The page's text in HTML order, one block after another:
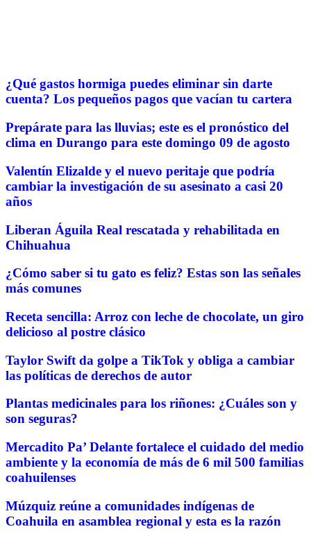
¿Qué gastos hormiga puedes eliminar sin darte
cuenta? Los pequeños pagos que vacían tu cartera
Prepárate para las lluvias; este es el pronóstico del
clima en Durango para este domingo 09 de agosto
Valentín Elizalde y el nuevo peritaje que podría
cambiar la investigación de su asesinato a casi 20
años
Liberan Águila Real rescatada y rehabilitada en
Chihuahua
¿Cómo saber si tu gato es feliz? Estas son las señales
más comunes
Receta sencilla: Arroz con leche de chocolate, un giro
delicioso al postre clásico
Taylor Swift da golpe a TikTok y obliga a cambiar
las políticas de derechos de autor
Plantas medicinales para los riñones: ¿Cuáles son y
son seguras?
Mercadito Pa’ Delante fortalece el cuidado del medio
ambiente y la economía de más de 6 mil 500 familias
coahuilenses
Múzquiz reúne a comunidades indígenas de
Coahuila en asamblea regional y esta es la razón